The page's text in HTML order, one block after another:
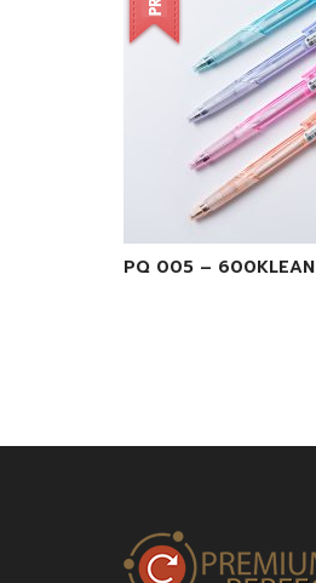
PQ 005 – 600KLEAN